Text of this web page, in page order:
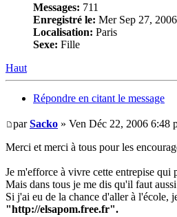
Messages: 711
Enregistré le: Mer Sep 27,
Localisation: Paris
Sexe: Fille
Haut
Répondre en citant le message
parSacko » Ven Déc 22, 2006 6:48
Merci et merci à tous pour les
Je m'efforce à vivre cette entrepise qui
Mais dans tous je me dis qu'il faut
Si j'ai eu de la chance d'aller à l'école,
"http://elsapom.free.fr".